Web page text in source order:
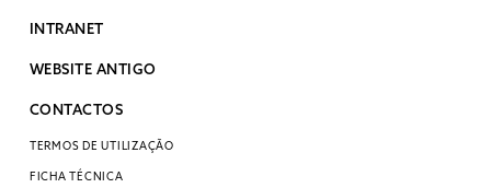
INTRANET
WEBSITE ANTIGO
CONTACTOS
TERMOS DE UTILIZAÇÃO
FICHA TÉCNICA